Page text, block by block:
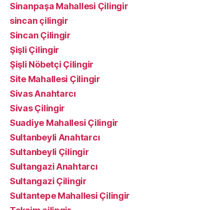
Sinanpaşa Mahallesi Çilingir
sincan çilingir
Sincan Çilingir
Şişli Çilingir
Şişli Nöbetçi Çilingir
Site Mahallesi Çilingir
Sivas Anahtarcı
Sivas Çilingir
Suadiye Mahallesi Çilingir
Sultanbeyli Anahtarcı
Sultanbeyli Çilingir
Sultangazi Anahtarcı
Sultangazi Çilingir
Sultantepe Mahallesi Çilingir